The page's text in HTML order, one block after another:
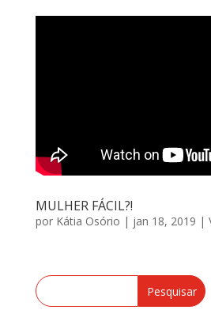
MULHER FÁCIL?!
por Kátia Osório | jan 18, 2019 |